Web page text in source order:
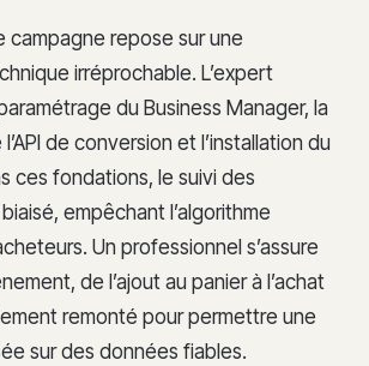
campagne repose sur une
irréprochable. L’expert
du Business Manager, la
de conversion et l’installation du
ces fondations, le suivi des
empêchant l’algorithme
Un professionnel s’assure
de l’ajout au panier à l’achat
remonté pour permettre une
sur des données fiables.